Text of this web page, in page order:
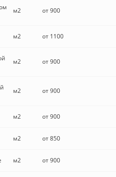
м2 от 900
м2 от 1100
м2 от 900
м2 от 900
м2 от 900
м2 от 850
м2 от 900